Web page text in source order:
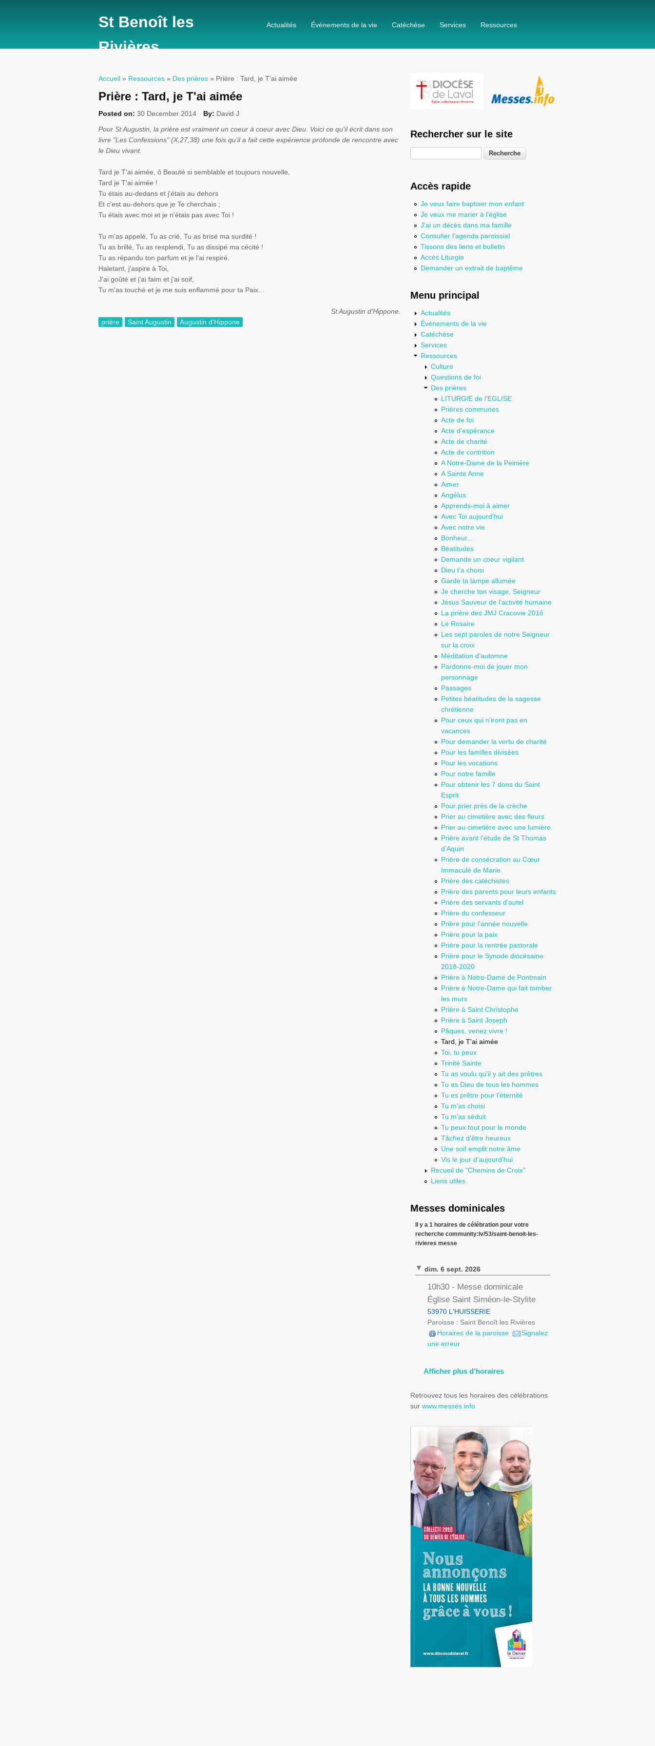
St Benoît les
Rivières
Actualités Événements de la vie Catéchèse Services Ressources
Vous êtes ici
Accueil » Ressources » Des prières » Prière : Tard, je T'ai aimée
Prière : Tard, je T'ai aimée
Posted on: 30 December 2014 By: David J
Pour StAugustin , la prière est vraiment un coeur à coeur avec Dieu. Voici ce qu'il écrit dans son
livre "Les Confessions" (X,27,38) une fois qu'il a fait cette expérience profonde de rencontre avec
le Dieu vivant.
Tard je T'ai aimée, ô Beauté si semblable et toujours nouvelle,
Tard je T'ai aimée !
Tu étais au-dedans et j'étais au dehors
Et c'est au-dehors que je Te cherchais ;
Tu étais avec moi et je n'étais pas avec Toi !
Tu m'as appelé, Tu as crié, Tu as brisé ma surdité !
Tu as brillé, Tu as resplendi, Tu as dissipé ma cécité !
Tu as répandu ton parfum et je l'ai respiré.
Haletant, j'aspire à Toi,
J'ai goûté et j'ai faim et j'ai soif,
Tu m'as touché et je me suis enflammé pour ta Paix...
StAugustin d'Hippone
prière
Saint Augustin Augustin d'Hippone
Rechercher sur le site
Accès rapide
Je veux faire baptiser mon enfant
Je veux me marier à l'église
J'ai un décès dans ma famille
Consulter l'agenda paroissial
Tissons des liens et bulletin
Accès Liturgie
Demander un extrait de baptême
Menu principal
Actualités
Événements de la vie
Catéchèse
Services
Ressources
Culture
Questions de foi
Des prières
LITURGIE de l'EGLISE
Prières communes
Acte de foi
Acte d'espérance
Acte de charité
Acte de contrition
A Notre-Dame de la Peinière
A Sainte Anne
Aimer
Angélus
Apprends-moi à aimer
Avec Toi aujourd'hui
Avec notre vie
Bonheur...
Béatitudes
Demande un coeur vigilant
Dieu t'a choisi
Garde ta lampe allumée
Je cherche ton visage, Seigneur
Jésus Sauveur de l'activité humaine
La prière des JMJ Cracovie 2016
Le Rosaire
Les sept paroles de notre Seigneur
sur la croix
Méditation d'automne
Pardonne-moi de jouer mon
personnage
Passages
Petites béatitudes de la sagesse
chrétienne
Pour ceux qui n'iront pas en
vacances
Pour demander la vertu de charité
Pour les familles divisées
Pour les vocations
Pour notre famille
Pour obtenir les 7 dons du Saint
Esprit
Pour prier près de la crèche
Prier au cimetière avec des fleurs
Prier au cimetière avec une lumière
Prière avant l'étude de St Thomas
d'Aquin
Prière de consécration au Cœur
Immaculé de Marie
Prière des catéchistes
Prière des parents pour leurs enfants
Prière des servants d'autel
Prière du confesseur
Prière pour l'année nouvelle
Prière pour la paix
Prière pour la rentrée pastorale
Prière pour le Synode diocésaine
2018-2020
Prière à Notre-Dame de Pontmain
Prière à Notre-Dame qui fait tomber
les murs
Prière à Saint Christophe
Prière à Saint Joseph
Pâques, venez vivre !
Tard, je T'ai aimée
Toi, tu peux
Trinité Sainte
Tu as voulu qu'il y ait des prêtres
Tu es Dieu de tous les hommes
Tu es prêtre pour l'éternité
Tu m'as choisi
Tu m'as séduit
Tu peux tout pour le monde
Tâchez d'être heureux
Une soif emplit notre âme
Vis le jour d'aujourd'hui
Recueil de "Chemins de Croix"
Liens utiles
Messes dominicales
Il y a 1 horaires de célébration pour votre
recherche community:lv/53/saint-benoit-les-
rivieres messe
dim. 6 sept. 2026
10h30 - Messe dominicale
Église Saint Siméon-le-Stylite
53970 L'HUISSERIE
Paroisse : Saint Benoît les Rivières
Horaires de la paroisse
Signalez
une erreur
Afficher plus d'horaires
Retrouvez tous les horaires des célébrations
sur www.messes.info